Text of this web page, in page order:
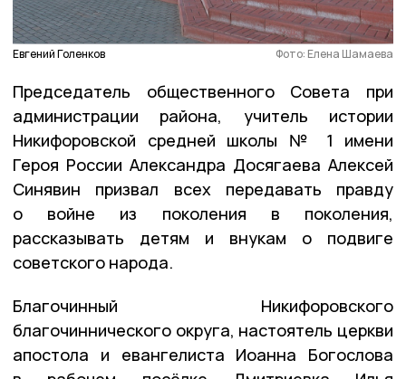
Евгений Голенков Фото: Елена Шамаева
Председатель общественного Совета при
администрации района, учитель истории
Никифоровской средней школы № 1 имени
Героя России Александра Досягаева Алексей
Синявин призвал всех передавать правду
о войне из поколения в поколения,
рассказывать детям и внукам о подвиге
советского народа.
Благочинный Никифоровского
благочиннического округа, настоятель церкви
апостола и евангелиста Иоанна Богослова